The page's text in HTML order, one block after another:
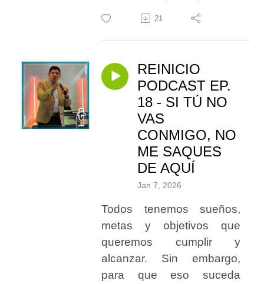
21
REINICIO
PODCAST EP.
18 - SI TÚ NO
VAS
CONMIGO, NO
ME SAQUES
DE AQUÍ
Jan 7, 2026
Todos tenemos sueños,
metas y objetivos que
queremos cumplir y
alcanzar. Sin embargo,
para que eso suceda